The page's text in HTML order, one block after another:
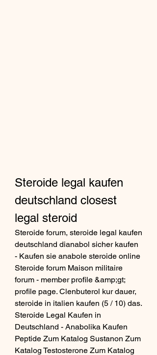
Steroide legal kaufen
deutschland closest
legal steroid
Steroide forum, steroide legal kaufen
deutschland dianabol sicher kaufen
- Kaufen sie anabole steroide online
Steroide forum Maison militaire
forum - member profile &amp;gt;
profile page. Clenbuterol kur dauer,
steroide in italien kaufen (5 / 10) das.
Steroide Legal Kaufen in
Deutschland - Anabolika Kaufen
Peptide Zum Katalog Sustanon Zum
Katalog Testosterone Zum Katalog